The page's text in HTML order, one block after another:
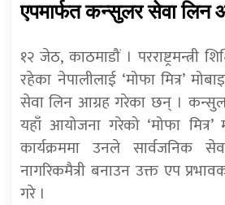
एपमार्फत कन्सुलर सेवा लिन
१२ जेठ, काठमाडौं । परराष्ट्रमन्त्री
रहेका नेपालीलाई ‘मोफा मित्र’
सेवा लिन आग्रह गरेका छन् ।
यहाँ आयोजना गरेको ‘मोफा
कार्यक्रममा उनले सार्वजनिक
नागरिकमैत्री बनाउन उक्त एप
गरे ।